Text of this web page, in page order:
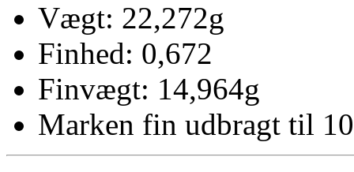
Vægt: 22,272g
Finhed: 0,672
Finvægt: 14,964g
Marken fin udbragt til